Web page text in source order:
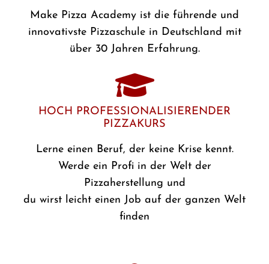
Make Pizza Academy ist die führende und
innovativste Pizzaschule in Deutschland mit
über 30 Jahren Erfahrung.
HOCH PROFESSIONALISIERENDER
PIZZAKURS
Lerne einen Beruf, der keine Krise kennt.
Werde ein Profi in der Welt der
Pizzaherstellung und
du wirst leicht einen Job auf der ganzen Welt
finden